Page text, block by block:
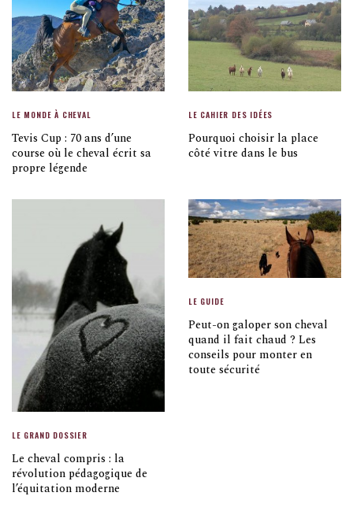
LE MONDE À CHEVAL
Tevis Cup : 70 ans d’une
course où le cheval écrit sa
propre légende
LE CAHIER DES IDÉES
Pourquoi choisir la place
côté vitre dans le bus
LE GRAND DOSSIER
Le cheval compris : la
révolution pédagogique de
l’équitation moderne
LE GUIDE
Peut-on galoper son cheval
quand il fait chaud ? Les
conseils pour monter en
toute sécurité